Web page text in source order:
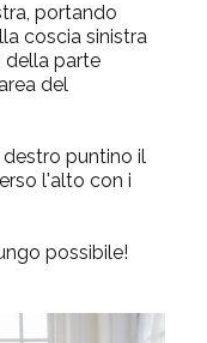
portando
coscia sinistra
della parte
del
puntino il
l'alto con i
possibile!